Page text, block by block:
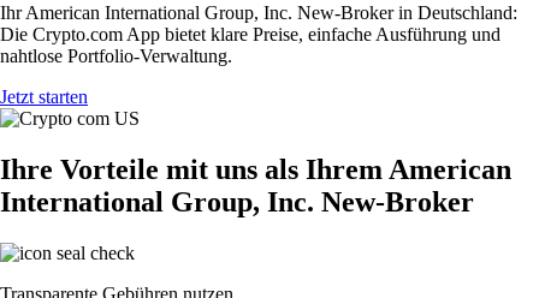
Ihr American International Group, Inc. New-Broker in Deutschland:
Die Crypto.com App bietet klare Preise, einfache Ausführung und
nahtlose Portfolio-Verwaltung.
Jetzt starten
Ihre Vorteile mit uns als Ihrem American
International Group, Inc. New-Broker
Transparente Gebühren nutzen